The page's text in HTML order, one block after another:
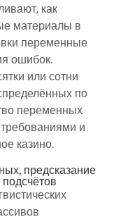
как
материалы в
переменные
ошибок.
или сотни
по
переменных
и
казино.
предсказание